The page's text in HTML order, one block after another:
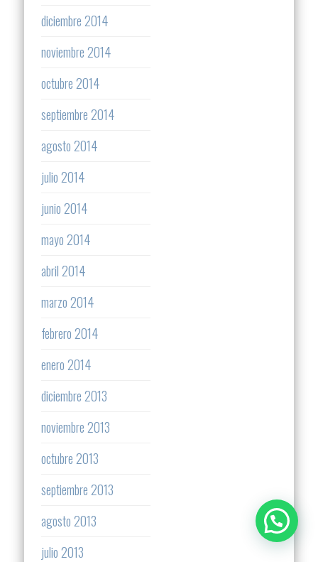
diciembre 2014
noviembre 2014
octubre 2014
septiembre 2014
agosto 2014
julio 2014
junio 2014
mayo 2014
abril 2014
marzo 2014
febrero 2014
enero 2014
diciembre 2013
noviembre 2013
octubre 2013
septiembre 2013
agosto 2013
julio 2013